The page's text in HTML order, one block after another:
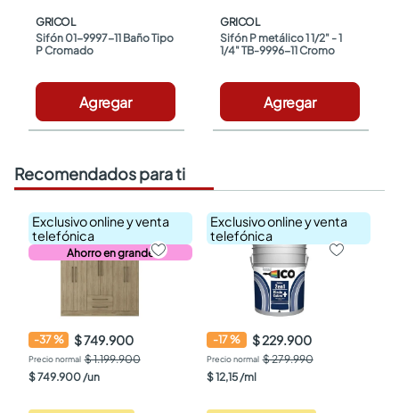
GRICOL
Sifón 01-9997-11 Baño Tipo
P Cromado
Agregar
GRICOL
Sifón P metálico 1 1/2" - 1
1/4" TB-9996-11 Cromo
Agregar
Recomendados para ti
Exclusivo online y venta
telefónica
Ahorro en grande
-37% $ 749.900
$ 1.199.900
$749.900/un
Exclusivo online y venta
telefónica
-17% $ 229.900
$ 279.990
$12,15/ml